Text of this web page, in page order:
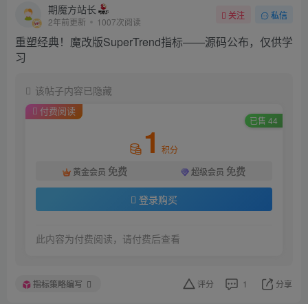
期魔方站长
2年前更新 1007次阅读
关注 私信
重塑经典！魔改版SuperTrend指标——源码公布，仅供学
习
该帖子内容已隐藏
付费阅读
已售 44
1 积分
黄金会员 免费 超级会员 免费
登录购买
此内容为付费阅读，请付费后查看
指标策略编写 评分 1 分享